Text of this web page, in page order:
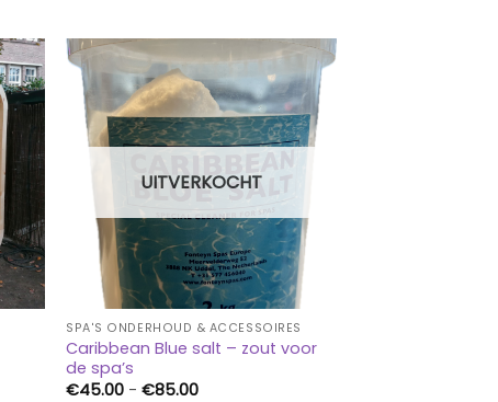
UITVERKOCHT
SPA'S ONDERHOUD & ACCESSOIRES
Caribbean Blue salt – zout voor
de spa’s
€45.00 - €85.00Prijsklasse: